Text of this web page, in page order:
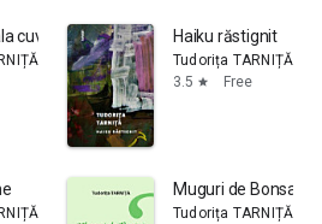
cuvintelor Haiku răstignit
Tudorița TARNIȚĂ
3.5 star Free
Muguri de Bonsai
Tudorița TARNIȚĂ